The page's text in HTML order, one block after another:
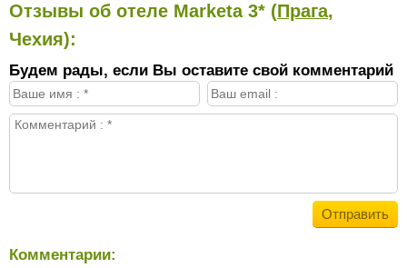
Отзывы об отеле Marketa 3* (Прага,
Чехия):
Будем рады, если Вы оставите свой комментарий
Комментарии: